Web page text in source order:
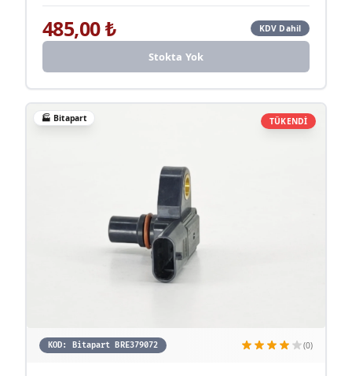
485,00₺ KDV Dahil
Stokta Yok
TÜKENDİ
🏭 Bitapart
KOD: Bitapart BRE379072 (0)